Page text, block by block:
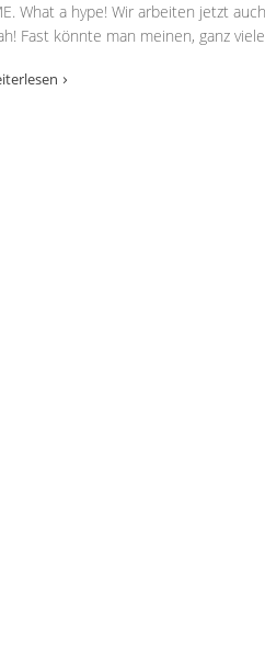
What a hype! Wir arbeiten jetzt
Fast könnte man meinen, ganz